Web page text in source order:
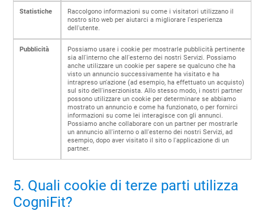
Statistiche
Raccolgono informazioni su come i visitatori utilizzano il
nostro sito web per aiutarci a migliorare l'esperienza
dell'utente.
Pubblicità
Possiamo usare i cookie per mostrarle pubblicità pertinente
sia all'interno che all'esterno dei nostri Servizi. Possiamo
anche utilizzare un cookie per sapere se qualcuno che ha
visto un annuncio successivamente ha visitato e ha
intrapreso un'azione (ad esempio, ha effettuato un acquisto)
sul sito dell'inserzionista. Allo stesso modo, i nostri partner
possono utilizzare un cookie per determinare se abbiamo
mostrato un annuncio e come ha funzionato, o per fornirci
informazioni su come lei interagisce con gli annunci.
Possiamo anche collaborare con un partner per mostrarle
un annuncio all'interno o all'esterno dei nostri Servizi, ad
esempio, dopo aver visitato il sito o l'applicazione di un
partner.
5. Quali cookie di terze parti utilizza
CogniFit?